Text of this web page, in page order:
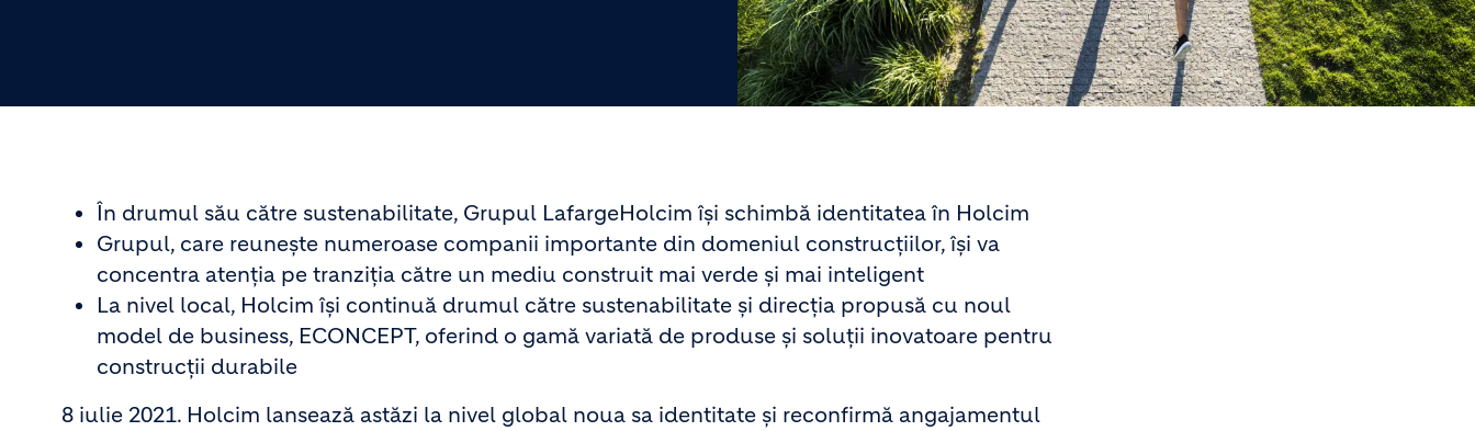
În drumul său către sustenabilitate, Grupul LafargeHolcim își schimbă identitatea în Holcim
Grupul, care reunește numeroase companii importante din domeniul construcțiilor, își va
concentra atenția pe tranziția către un mediu construit mai verde și mai inteligent
La nivel local, Holcim își continuă drumul către sustenabilitate și direcția propusă cu noul
model de business, ECONCEPT, oferind o gamă variată de produse și soluții inovatoare pentru
construcții durabile
8 iulie 2021. Holcim lansează astăzi la nivel global noua sa identitate și reconfirmă angajamentul